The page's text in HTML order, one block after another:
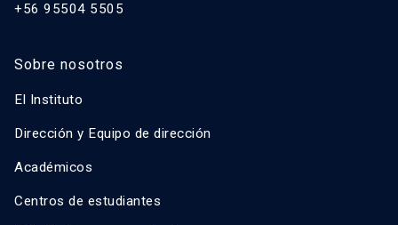
+56 95504 5505
Sobre nosotros
El Instituto
Dirección y Equipo de dirección
Académicos
Centros de estudiantes